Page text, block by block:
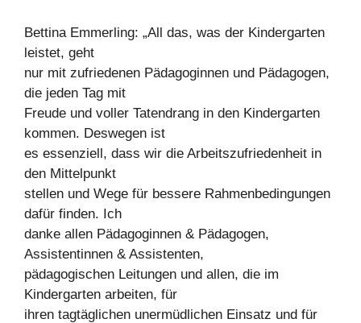
Bettina Emmerling: „All das, was der Kindergarten
leistet, geht
nur mit zufriedenen Pädagoginnen und Pädagogen,
die jeden Tag mit
Freude und voller Tatendrang in den Kindergarten
kommen. Deswegen ist
es essenziell, dass wir die Arbeitszufriedenheit in
den Mittelpunkt
stellen und Wege für bessere Rahmenbedingungen
dafür finden. Ich
danke allen Pädagoginnen & Pädagogen,
Assistentinnen & Assistenten,
pädagogischen Leitungen und allen, die im
Kindergarten arbeiten, für
ihren tagtäglichen unermüdlichen Einsatz und für